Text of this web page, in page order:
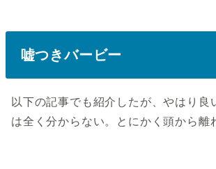
嘘つきバービー
以下の記事でも紹介したが、やはり良
は全く分からない。とにかく頭から離